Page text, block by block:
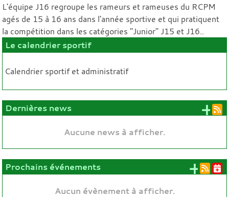
L'équipe J16 regroupe les rameurs et rameuses du RCPM
agés de 15 à 16 ans dans l'année sportive et qui pratiquent
la compétition dans les catégories "Junior" J15 et J16..
Le calendrier sportif
Calendrier sportif et administratif
Dernières news
Aucune news à afficher.
+
Prochains événements
Aucun évènement à afficher.
+